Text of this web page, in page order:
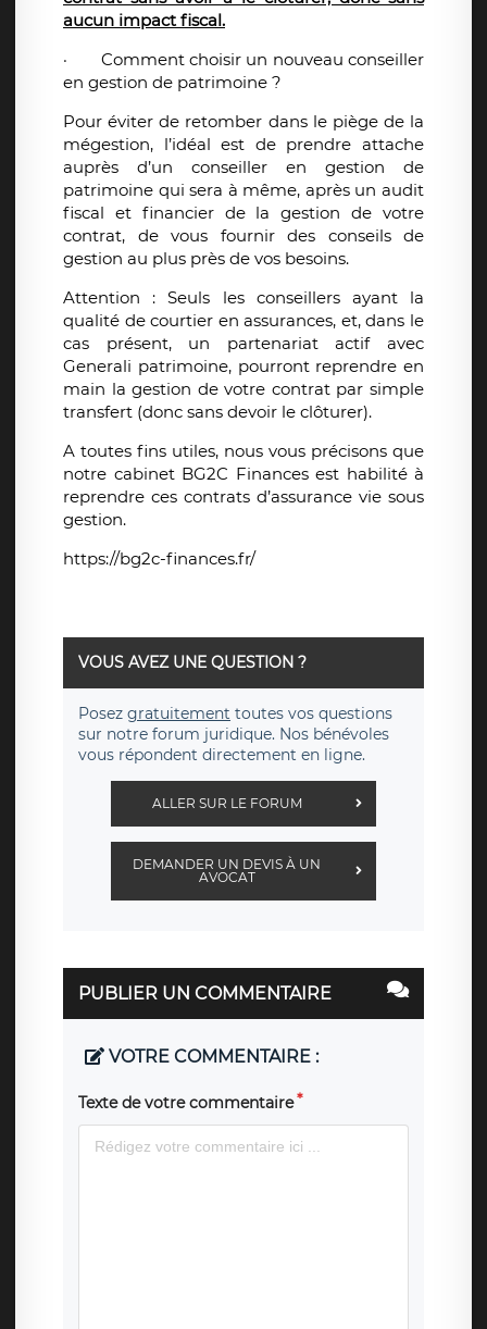
aucun impact fiscal.
·
Comment choisir un nouveau conseiller
en gestion de patrimoine ?
Pour éviter de retomber dans le piège de la
mégestion, l’idéal est de prendre attache
auprès d’un conseiller en gestion de
patrimoine qui sera à même, après un audit
fiscal et financier de la gestion de votre
contrat, de vous fournir des conseils de
gestion au plus près de vos besoins.
Attention : Seuls les conseillers ayant la
qualité de courtier en assurances, et, dans le
cas présent, un partenariat actif avec
Generali patrimoine, pourront reprendre en
main la gestion de votre contrat par simple
transfert (donc sans devoir le clôturer).
A toutes fins utiles, nous vous précisons que
notre cabinet BG2C Finances est habilité à
reprendre ces contrats d’assurance vie sous
gestion.
https://bg2c-finances.fr/
VOUS AVEZ UNE QUESTION ?
Posez gratuitement toutes vos questions
sur notre forum juridique. Nos bénévoles
vous répondent directement en ligne.
ALLER SUR LE FORUM
DEMANDER UN DEVIS À UN
AVOCAT
PUBLIER UN COMMENTAIRE
VOTRE COMMENTAIRE :
Texte de votre commentaire